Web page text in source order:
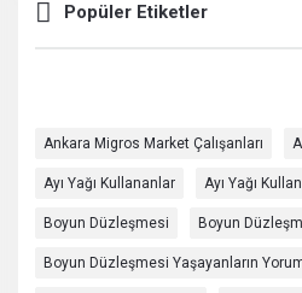
Popüler Etiketler
Ankara Migros Market Çalışanları
Ayı Yağı Kullananlar Ayı Yağı
Boyun Düzleşmesi Boyun
Boyun Düzleşmesi Yaşayanların